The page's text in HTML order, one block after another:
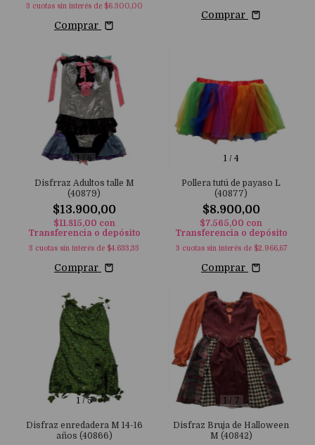
3 cuotas sin interés de $6.300,00
Comprar
Comprar
1/5
Disfrraz Adultos talle M
(40879)
$13.900,00
$11.815,00 con
Transferencia o depósito
3 cuotas sin interés de $4.633,33
Comprar
1/ 4
Pollera tutú de payaso L
(40877)
$8.900,00
$7.565,00 con
Transferencia o depósito
3 cuotas sin interés de $2.966,67
Comprar
1/5
Disfraz enredadera M 14-16
años (40866)
1 / 7
Disfraz Bruja de Halloween
M (40842)